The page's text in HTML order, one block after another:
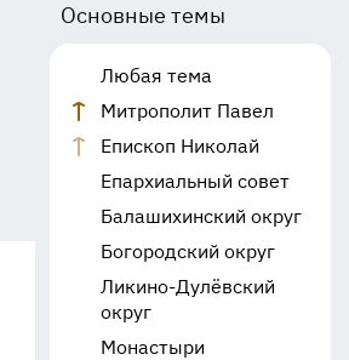
Основные темы
Любая тема
Митрополит Павел
Епископ Николай
Епархиальный совет
Балашихинский округ
Богородский округ
Ликино-Дулёвский
округ
Монастыри